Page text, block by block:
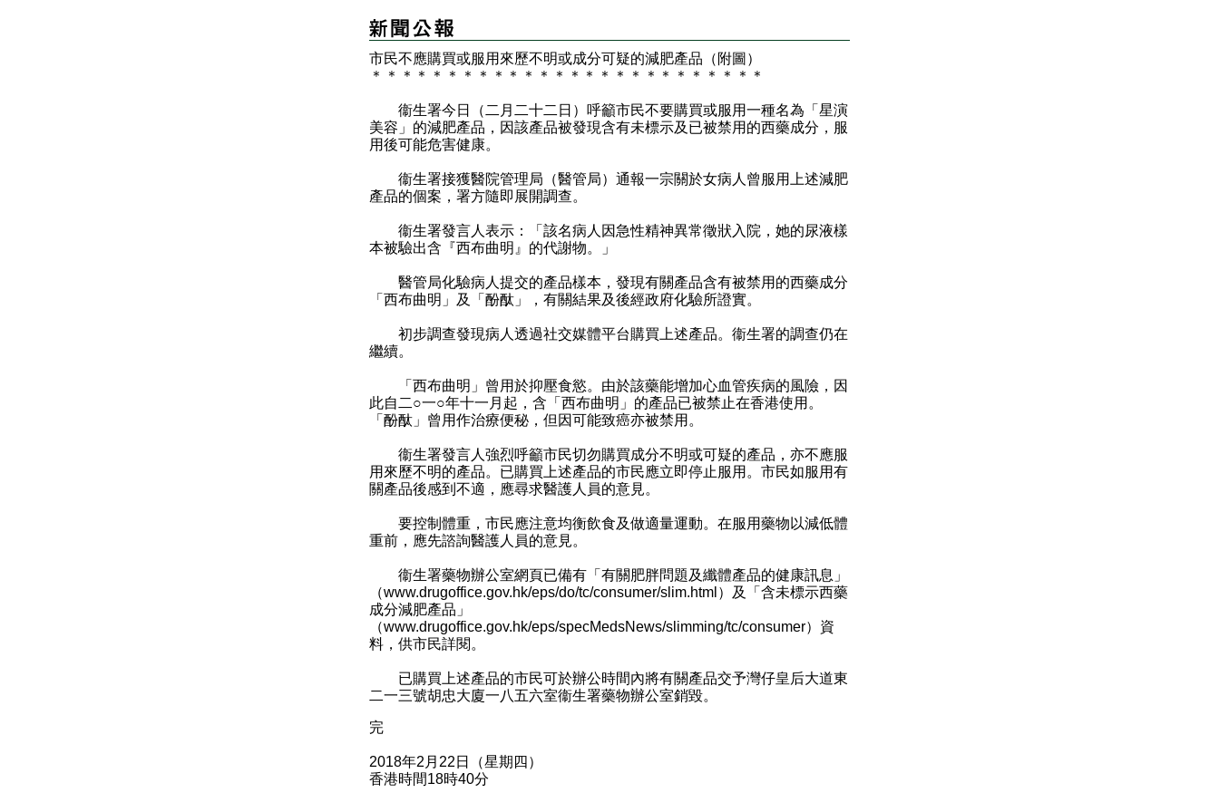
市民不應購買或服用來歷不明或成分可疑的減肥產品（附圖）
＊
＊ ＊ ＊ ＊ ＊ ＊ ＊ ＊ ＊ ＊ ＊ ＊ ＊ ＊ ＊ ＊ ＊ ＊ ＊ ＊ ＊ ＊ ＊ ＊ ＊
衞生署今日（二月二十二日）呼籲市民不要購買或服用一種名為「星演
美容」的減肥產品，因該產品被發現含有未標示及已被禁用的西藥成分，服
用後可能危害健康。
衞生署接獲醫院管理局（醫管局）通報一宗關於女病人曾服用上述減肥
產品的個案，署方隨即展開調查。
衞生署發言人表示：「該名病人因急性精神異常徵狀入院，她的尿液樣
本被驗出含『西布曲明』的代謝物。」
醫管局化驗病人提交的產品樣本，發現有關產品含有被禁用的西藥成分
「西布曲明」及「酚酞」，有關結果及後經政府化驗所證實。
初步調查發現病人透過社交媒體平台購買上述產品。衞生署的調查仍在
繼續。
「西布曲明」曾用於抑壓食慾。由於該藥能增加心血管疾病的風險，因
此自二○一○年十一月起，含「西布曲明」的產品已被禁止在香港使用。
「酚酞」曾用作治療便秘，但因可能致癌亦被禁用。
衞生署發言人強烈呼籲市民切勿購買成分不明或可疑的產品，亦不應服
用來歷不明的產品。已購買上述產品的市民應立即停止服用。市民如服用有
關產品後感到不適，應尋求醫護人員的意見。
要控制體重，市民應注意均衡飲食及做適量運動。在服用藥物以減低體
重前，應先諮詢醫護人員的意見。
衞生署藥物辦公室網頁已備有「有關肥胖問題及纖體產品的健康訊息」
（www.drugoffice.gov.hk/eps/do/tc/consumer/slim.html ）及「含未標示西藥
成分減肥產品」
（www.drugoffice.gov.hk/eps/specMedsNews/slimming/tc/consumer）資
料，供市民詳閱。
已購買上述產品的市民可於辦公時間內將有關產品交予灣仔皇后大道東
二一三號胡忠大廈一八五六室衞生署藥物辦公室銷毀。
完
2018年2月22日（星期四）
香港時間18時40分